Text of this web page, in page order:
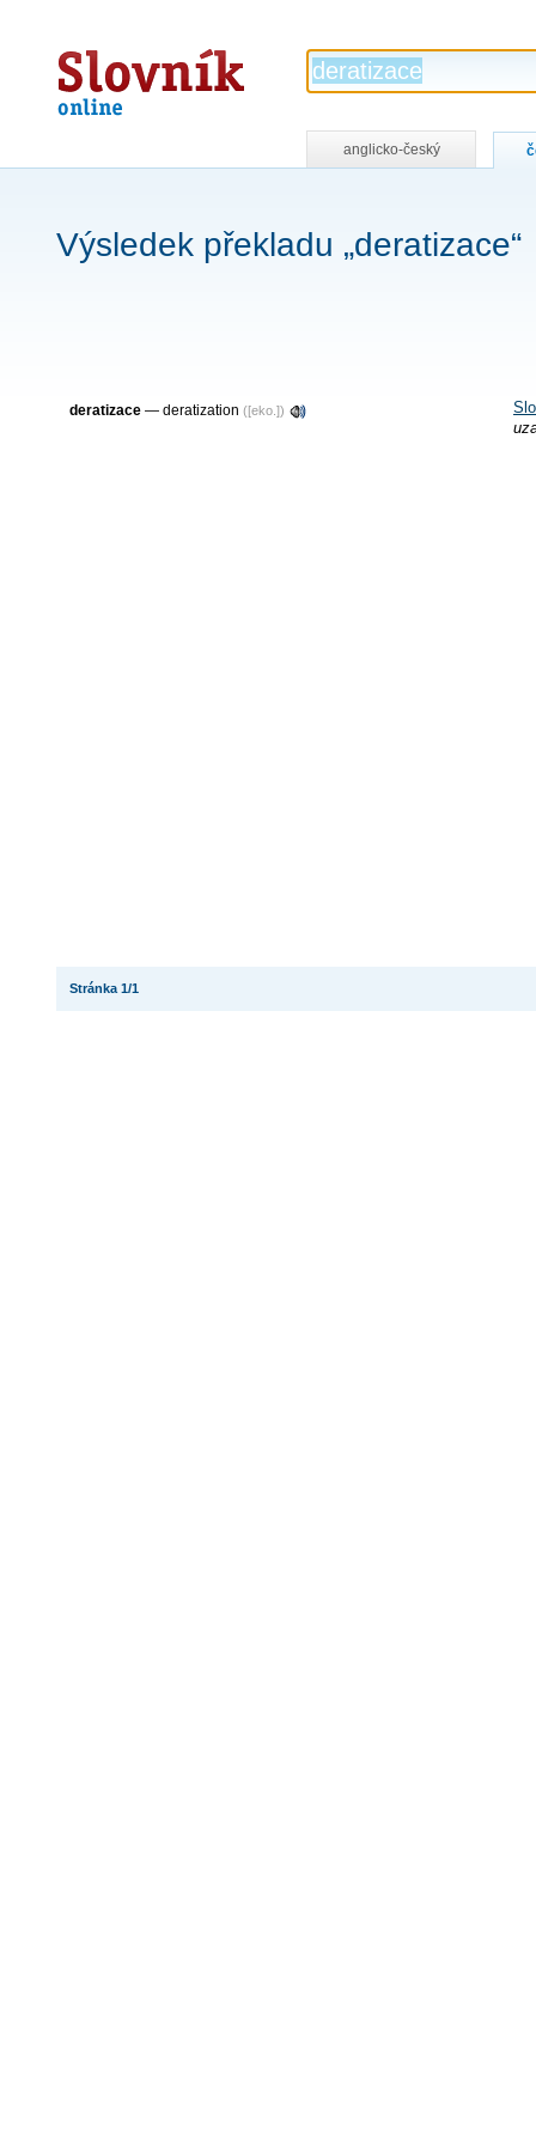
Slovník
online
anglicko-český
Výsledek překladu „deratizace“
deratizace — deratization ([eko.])
Stránka 1/1